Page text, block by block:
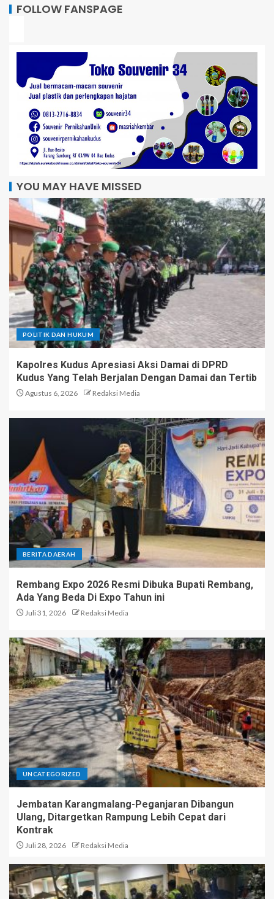
FOLLOW FANSPAGE
YOU MAY HAVE MISSED
POLITIK DAN HUKUM
Kapolres Kudus Apresiasi Aksi Damai di DPRD
Kudus Yang Telah Berjalan Dengan Damai dan Tertib
Agustus 6, 2026 Redaksi Media
BERITA DAERAH
Rembang Expo 2026 Resmi Dibuka Bupati Rembang,
Ada Yang Beda Di Expo Tahun ini
Juli 31, 2026 Redaksi Media
UNCATEGORIZED
Jembatan Karangmalang-Peganjaran Dibangun
Ulang, Ditargetkan Rampung Lebih Cepat dari
Kontrak
Juli 28, 2026 Redaksi Media